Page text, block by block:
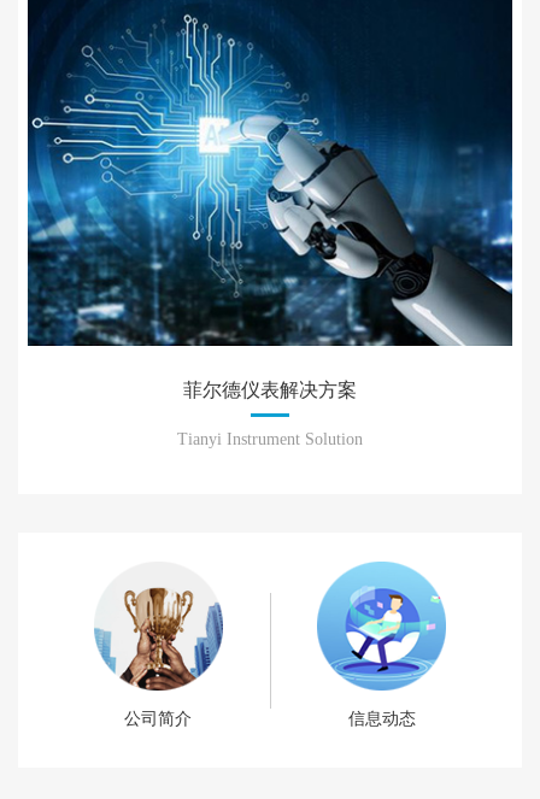
菲尔德仪表解决方案
Tianyi Instrument Solution
公司简介 信息动态